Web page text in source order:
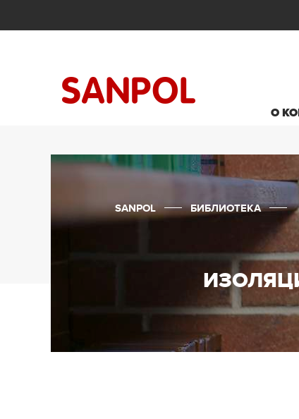
О
SANPOL БИБЛИОТЕКА